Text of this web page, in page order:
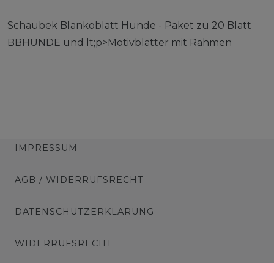
Schaubek Blankoblatt Hunde - Paket zu 20 Blatt
BBHUNDE und lt;p>Motivblätter mit Rahmen
IMPRESSUM
AGB / WIDERRUFSRECHT
DATENSCHUTZERKLÄRUNG
WIDERRUFSRECHT